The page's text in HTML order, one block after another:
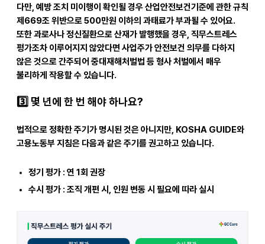
다만, 예방 조치 미이행이 확인될 경우산업안전보건기준에 관한 규칙
제669조 위반으로500만원 이하의 과태료가 부과될 수 있어요.
또한 과로사나 정신질환으로 산재가 발행했을 경우, 직무스트레스
평가조차 이루어지지 않았다면 사업주가 안전보건 의무를 다하지
않은 것으로 간주되어 중대재해처벌법 등 형사 처벌에서 매우
불리하게 작용할 수 있습니다.
3️ 몇 년에 한 번 해야 하나요?
법적으로 정확한 주기가 명시된 것은 아니지만, KOSHA GUIDE와
고용노동부 지침은 다음과 같은 주기를 권고하고 있습니다.
정기 평가 : 연 1회 권장
수시 평가 : 조직 개편 시, 인원 변동 시 필요에 따라 실시